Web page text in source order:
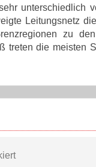
unterschiedlich
Leitungsnetz
zu
treten die meisten